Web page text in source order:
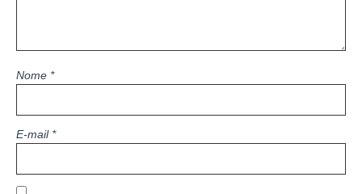
Nome *
E-mail *